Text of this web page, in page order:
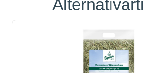
Produktgalerie überspringen